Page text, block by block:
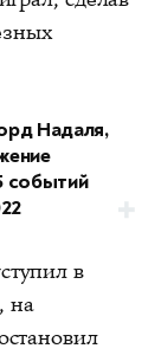
Надаля,
событий
в
на